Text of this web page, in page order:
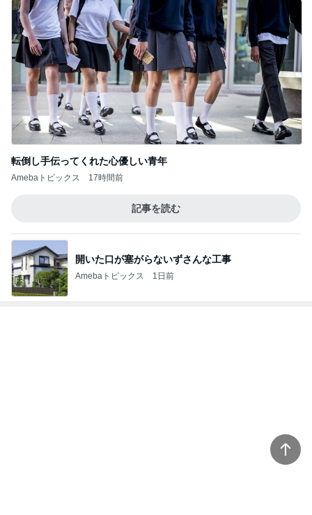
転倒し手伝ってくれた心優しい青年
Amebaトピックス 17時間前
記事を読む
開いた口が塞がらないずさんな工事
Amebaトピックス 1日前